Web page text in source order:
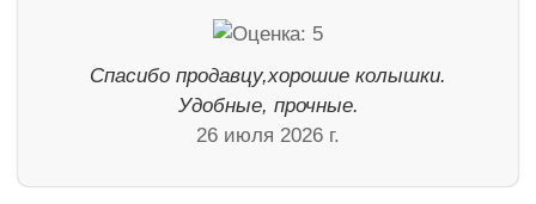
Спасибо продавцу,хорошие колышки.
Удобные, прочные.
26 июля 2026 г.